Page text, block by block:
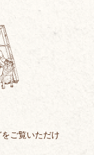
ご覧いただけ